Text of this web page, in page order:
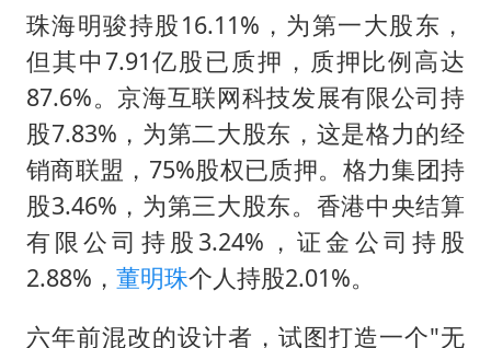
珠海明骏持股16.11%，为第一大股东，
但其中7.91亿股已质押，质押比例高达
87.6%。京海互联网科技发展有限公司持
股7.83%，为第二大股东，这是格力的经
销商联盟，75%股权已质押。格力集团持
股3.46%，为第三大股东。香港中央结算
有限公司持股3.24%，证金公司持股
2.88%， 董明珠个人持股2.01%。
六年前混改的设计者，试图打造一个"无